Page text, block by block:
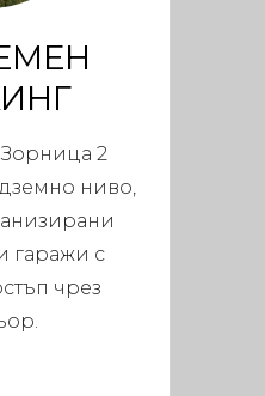
2
ниво,
гаражи с
чрез